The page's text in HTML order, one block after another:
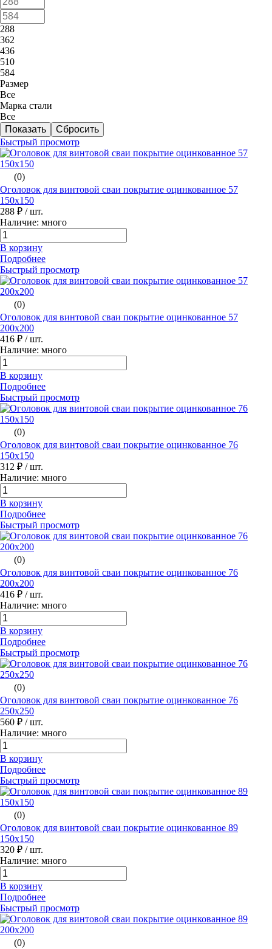
288
362
436
510
584
Размер
Все
Марка стали
Все
Быстрый просмотр
(0)
Оголовок для винтовой сваи покрытие оцинкованное 57
150х150
288 ₽ / шт.
Наличие: много
В корзину
Подробнее
Быстрый просмотр
(0)
Оголовок для винтовой сваи покрытие оцинкованное 57
200х200
416 ₽ / шт.
Наличие: много
В корзину
Подробнее
Быстрый просмотр
(0)
Оголовок для винтовой сваи покрытие оцинкованное 76
150х150
312 ₽ / шт.
Наличие: много
В корзину
Подробнее
Быстрый просмотр
(0)
Оголовок для винтовой сваи покрытие оцинкованное 76
200х200
416 ₽ / шт.
Наличие: много
В корзину
Подробнее
Быстрый просмотр
(0)
Оголовок для винтовой сваи покрытие оцинкованное 76
250х250
560 ₽ / шт.
Наличие: много
В корзину
Подробнее
Быстрый просмотр
(0)
Оголовок для винтовой сваи покрытие оцинкованное 89
150х150
320 ₽ / шт.
Наличие: много
В корзину
Подробнее
Быстрый просмотр
(0)